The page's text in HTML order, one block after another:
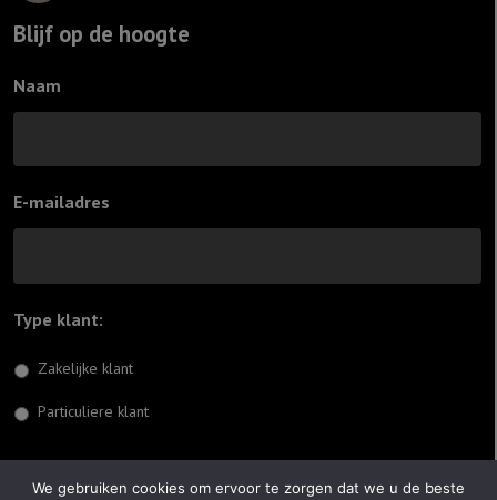
Blijf op de hoogte
Naam
E-mailadres
Type klant:
Zakelijke klant
Particuliere klant
We gebruiken cookies om ervoor te zorgen dat we u de beste